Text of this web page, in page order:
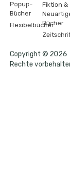
Popup-
Bücher
Flexibelbücher
Fiktion &
Bücher
Copyright © 2026
Rechte